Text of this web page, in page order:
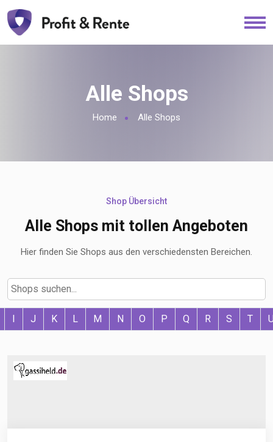
Alle Shops
Home Alle Shops
Shop Übersicht
Alle Shops mit tollen Angeboten
Hier finden Sie Shops aus den verschiedensten Bereichen.
I J K L M N O P Q R S T